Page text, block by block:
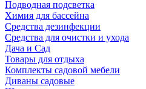
Подводная подсветка
Химия для бассейна
Средства дезинфекции
Средства для очистки и ухода
Дача и Сад
Товары для отдыха
Комплекты садовой мебели
Диваны садовые